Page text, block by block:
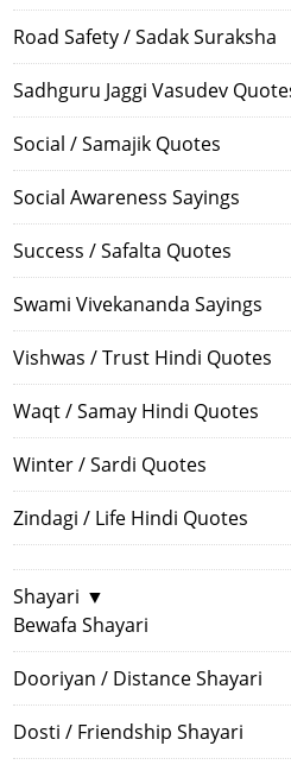
Road Safety / Sadak Suraksha
Sadhguru Jaggi Vasudev
Social / Samajik Quotes
Social Awareness Sayings
Success / Safalta Quotes
Swami Vivekananda Sayings
Vishwas / Trust Hindi Quotes
Waqt / Samay Hindi Quotes
Winter / Sardi Quotes
Zindagi / Life Hindi Quotes
Shayari ▼
Bewafa Shayari
Dooriyan / Distance Shayari
Dosti / Friendship Shayari